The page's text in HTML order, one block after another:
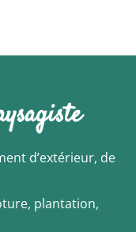
d’extérieur, de
plantation,